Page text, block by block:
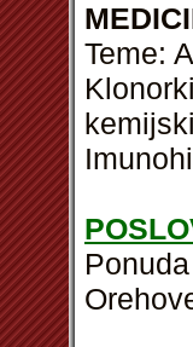
Teme: